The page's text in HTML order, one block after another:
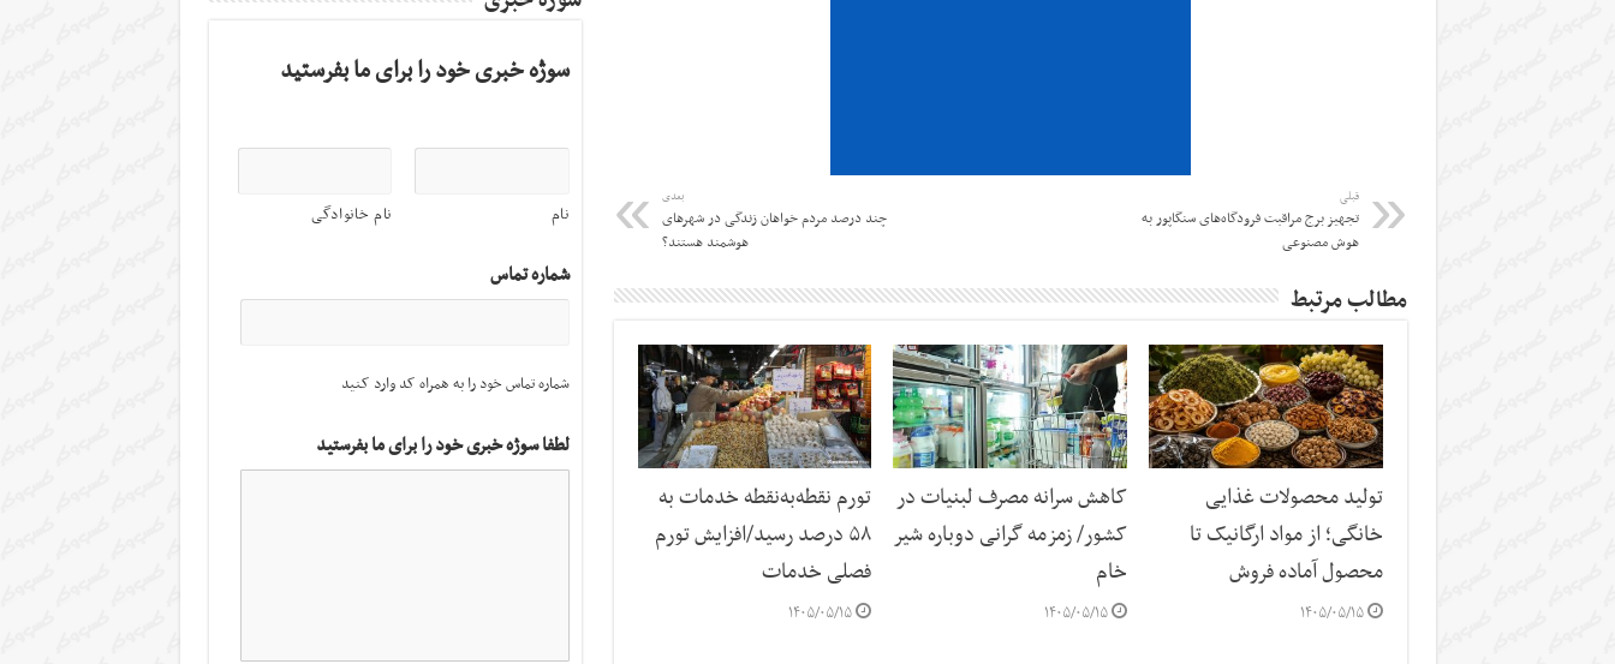
قبلی
تجهیز برج مراقبت فرودگاه‌های سنگاپور به
هوش مصنوعی
بعدی
چند درصد مردم خواهان زندگی در شهرهای
هوشمند هستند؟
مطالب مرتبط
تولید محصولات غذایی
خانگی؛ از مواد ارگانیک تا
محصول آماده فروش
۱۴۰۵/۰۵/۱۵
کاهش سرانه مصرف لبنیات در
کشور/ زمزمه گرانی دوباره شیر
خام
۱۴۰۵/۰۵/۱۵
تورم نقطه‌به‌نقطه خدمات به
۵۸ درصد رسید/افزایش تورم
فصلی خدمات
۱۴۰۵/۰۵/۱۵
سوژه خبری خود را برای ما بفرستید
نام نام خانوادگی
شماره تماس
شماره تماس خود را به همراه کد وارد کنید
لطفا سوژه خبری خود را برای ما بفرستید